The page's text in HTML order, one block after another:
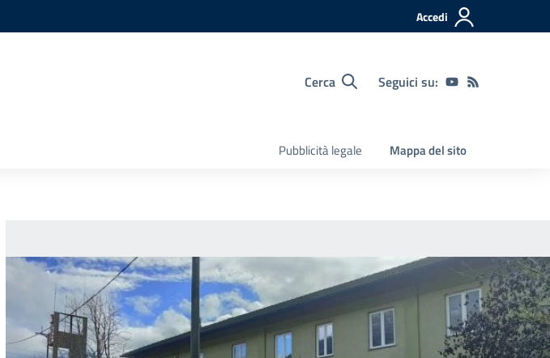
Accedi
Cerca Seguici su:
Pubblicità legale Mappa del sito